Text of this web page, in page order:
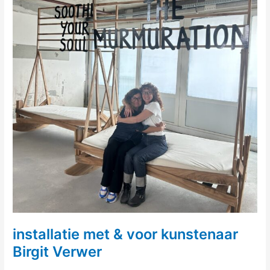
installatie met & voor kunstenaar
Birgit Verwer